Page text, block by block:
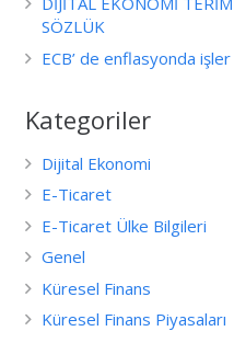
SÖZLÜK
ECB’ de enflasyonda
Kategoriler
Dijital Ekonomi
E-Ticaret
E-Ticaret Ülke Bilgileri
Genel
Küresel Finans
Küresel Finans Piyasaları